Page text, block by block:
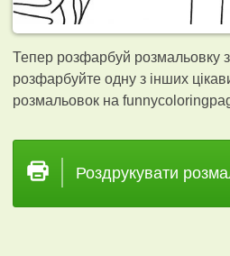
Тепер розфарбуй розмальовку
розфарбуйте одну з інших
розмальовок на
Роздрукувати